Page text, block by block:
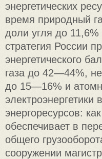
энергетических
время природный
доли угля до 11,6%
стратегия России
энергетического
газа до 42—44%,
до 15—16% и
электроэнергетики
энергоресурсов:
обеспечивает в
общего
сооружении